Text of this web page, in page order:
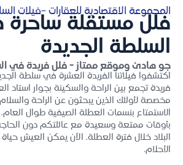
المجموعة الاقتصادية للعقارات –فيلات
فلل مستقلة
السلطة الجديدة
جو هادئ وموقع ممتاز - فلل فريدة في
فريدة تجمع بين الراحة والسكينة بجوار استاد
مخصصة لأولئك الذين يبحثون عن الراحة
الاستمتاع بنسمات العطلة الصيفية طوال
بأوقات ممتعة وسعيدة مع عائلتكم دون
البلاد خلال فترة العطلة. الآن يمكن العيش
الأحلام.